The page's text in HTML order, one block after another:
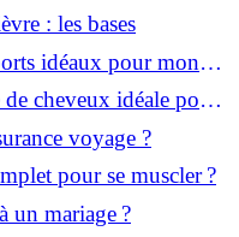
: les bases
idéaux pour mon
cheveux idéale pour
voyage ?
pour se muscler ?
un mariage ?